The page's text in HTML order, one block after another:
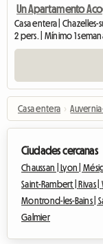
Casa entera | Chazelles-
2 pers. | Mínimo 1
Casa entera ›
Ciudades cercanas
Chaussan | Lyon |
Saint-Rambert |
Rivas |
Montrond-les-Bains |
Galmier